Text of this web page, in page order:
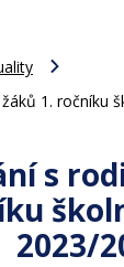
1. ročníku
s
2023/